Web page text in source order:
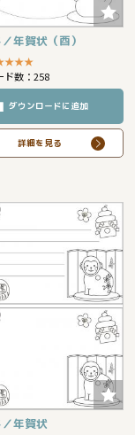
年賀状（酉）
★★★
ド数：258
ダウンロードに追加
詳細を見る
年賀状